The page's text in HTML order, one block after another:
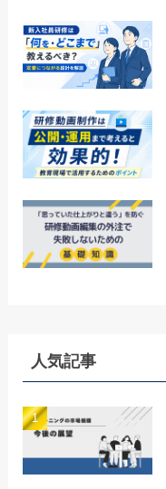
人気記事